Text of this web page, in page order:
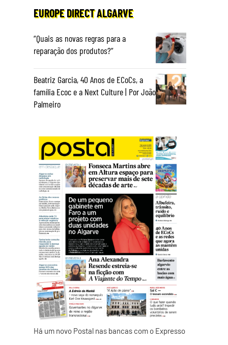
EUROPE DIRECT ALGARVE
“Quais as novas regras para a
reparação dos produtos?”
Beatriz Garcia, 40 Anos de ECoCs, a
família Ecoc e a Next Culture | Por João
Palmeiro
Há um novo Postal nas bancas com o Expresso